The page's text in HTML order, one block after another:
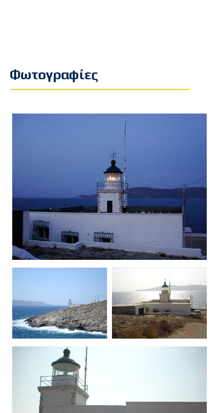
Φωτογραφίες